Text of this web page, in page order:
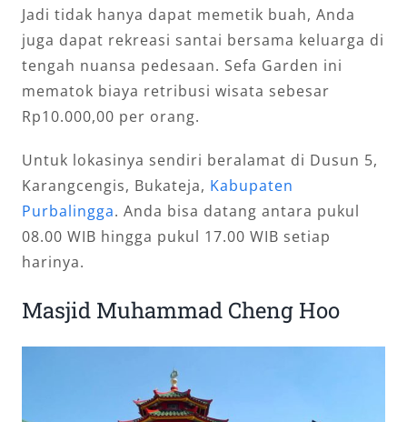
Jadi tidak hanya dapat memetik buah, Anda
juga dapat rekreasi santai bersama keluarga di
tengah nuansa pedesaan. Sefa Garden ini
mematok biaya retribusi wisata sebesar
Rp10.000,00 per orang.
Untuk lokasinya sendiri beralamat di Dusun 5,
Karangcengis, Bukateja, Kabupaten
Purbalingga. Anda bisa datang antara pukul
08.00 WIB hingga pukul 17.00 WIB setiap
harinya.
Masjid Muhammad Cheng Hoo